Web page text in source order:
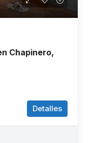
Chapinero,
Detalles